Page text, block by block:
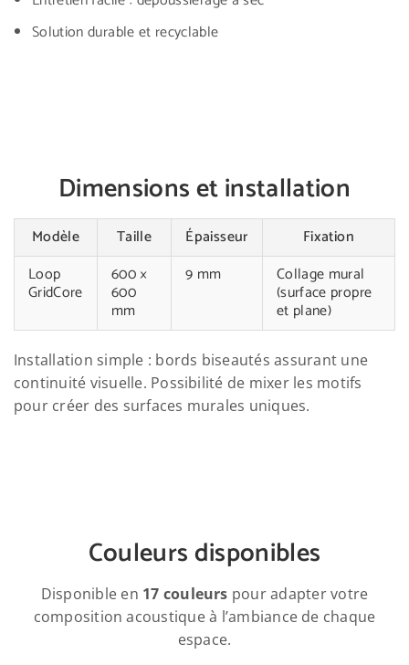
Solution durable et recyclable
Dimensions et installation
Modèle Taille Épaisseur
Fixation
Loop
GridCore
600 ×
600
mm
9 mm Collage mural
(surface propre
et plane)
Installation simple : bords biseautés assurant une
continuité visuelle. Possibilité de mixer les motifs
pour créer des surfaces murales uniques.
Couleurs disponibles
Disponible en 17 couleurs pour adapter votre
composition acoustique à l’ambiance de chaque
espace.